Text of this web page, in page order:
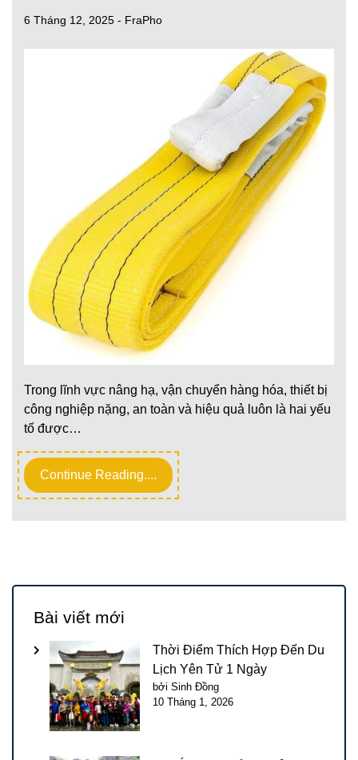
6 Tháng 12, 2025 - FraPho
Trong lĩnh vực nâng hạ, vận chuyển hàng hóa, thiết bị
công nghiệp nặng, an toàn và hiệu quả luôn là hai yếu
tố được…
Continue Reading....
Bài viết mới
Thời Điểm Thích Hợp Đến Du
Lịch Yên Tử 1 Ngày
bởi Sinh Đồng
10 Tháng 1, 2026